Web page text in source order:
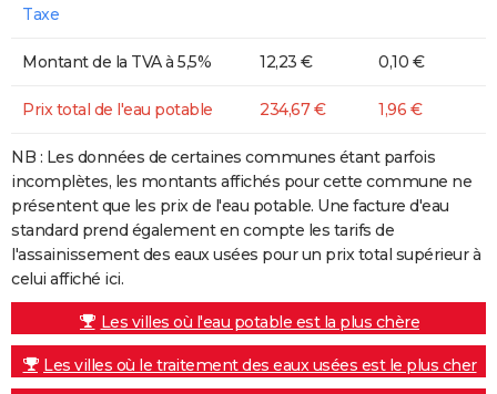
Taxe
Montant de la TVA à 5,5% 12,23 € 0,10 €
Prix total de l'eau potable 234,67 € 1,96 €
NB : Les données de certaines communes étant parfois
incomplètes, les montants affichés pour cette commune ne
présentent que les prix de l'eau potable. Une facture d'eau
standard prend également en compte les tarifs de
l'assainissement des eaux usées pour un prix total supérieur à
celui affiché ici.
Les villes où l'eau potable est la plus chère
Les villes où le traitement des eaux usées est le plus cher